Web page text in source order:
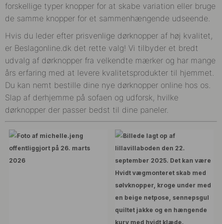
forskellige typer knopper for at skabe variation eller bruge
de samme knopper for et sammenhængende udseende.
Hvis du leder efter prisvenlige dørknopper af høj kvalitet,
er Beslagonline.dk det rette valg! Vi tilbyder et bredt
udvalg af dørknopper fra velkendte mærker og har mange
års erfaring med at levere kvalitetsprodukter til hjemmet.
Du kan nemt bestille dine nye dørknopper online hos os.
Slap af derhjemme på sofaen og udforsk, hvilke
dørknopper der passer bedst til dine paneler.